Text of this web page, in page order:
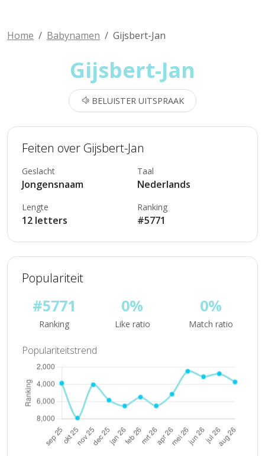
Home Babynamen Gijsbert-Jan
Gijsbert-Jan
BELUISTER UITSPRAAK
Feiten over Gijsbert-Jan
Geslacht
Jongensnaam
Taal
Nederlands
Lengte
12 letters
Ranking
#5771
Populariteit
#5771
Ranking
0%
Like ratio
0%
Match ratio
Populariteitstrend